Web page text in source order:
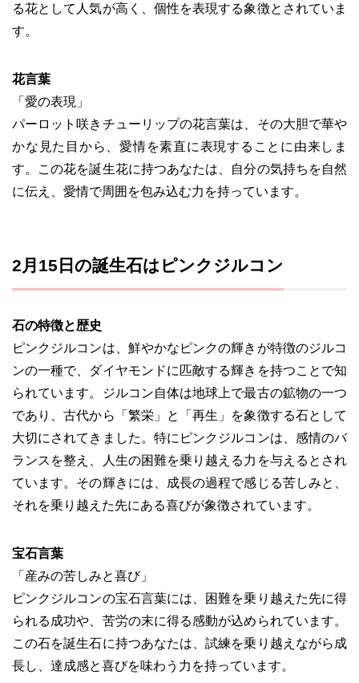
る花として人気が高く、個性を表現する象徴とされていま
す。
花言葉
「愛の表現」
パーロット咲きチューリップの花言葉は、その大胆で華や
かな見た目から、愛情を素直に表現することに由来しま
す。この花を誕生花に持つあなたは、自分の気持ちを自然
に伝え、愛情で周囲を包み込む力を持っています。
2月15日の誕生石はピンクジルコン
石の特徴と歴史
ピンクジルコンは、鮮やかなピンクの輝きが特徴のジルコ
ンの一種で、ダイヤモンドに匹敵する輝きを持つことで知
られています。ジルコン自体は地球上で最古の鉱物の一つ
であり、古代から「繁栄」と「再生」を象徴する石として
大切にされてきました。特にピンクジルコンは、感情のバ
ランスを整え、人生の困難を乗り越える力を与えるとされ
ています。その輝きには、成長の過程で感じる苦しみと、
それを乗り越えた先にある喜びが象徴されています。
宝石言葉
「産みの苦しみと喜び」
ピンクジルコンの宝石言葉には、困難を乗り越えた先に得
られる成功や、苦労の末に得る感動が込められています。
この石を誕生石に持つあなたは、試練を乗り越えながら成
長し、達成感と喜びを味わう力を持っています。